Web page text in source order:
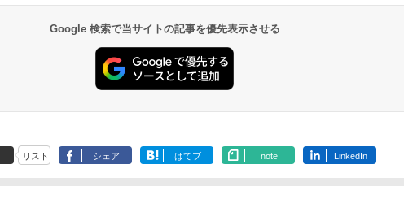
プ麺 用 夜食 カップラーメン
スタント アウトドアに
も ローリングストック
大人買い おやつカンパ
￥1,288
らーめん 108g×10袋 保
￥2,323
ドヌードル 高たんぱく
えめ 78g×12個
￥3,248
高たんぱく&低糖質 さ
二人SS10Z-W ホワイト 30L
ン 250℃ 連続加熱 簡単
お手入れ ホワイトバッ
クライト液晶 らくチ
ン！（絶対湿度）セン
サー 時短料理 ファミリ
￥44,367
15L 一人暮らし 二人暮
ットテーブル トースト
機能 自動メニュー33種
簡単お手入れ グレー
YRZ-WF150TV(H)
￥26,800
窯ドーム ER-D80A(K)
理 フラットテーブル
電子レンジ 赤外線セン
サー ノンフライ調理
簡単お手入れ 小型 新
生活 一人暮らし 二人
￥34,546
XJ1-B ブラック 30L 2
Google 検索で当サイトの記事を優先表示させる
リスト シェア はてブ note LinkedIn